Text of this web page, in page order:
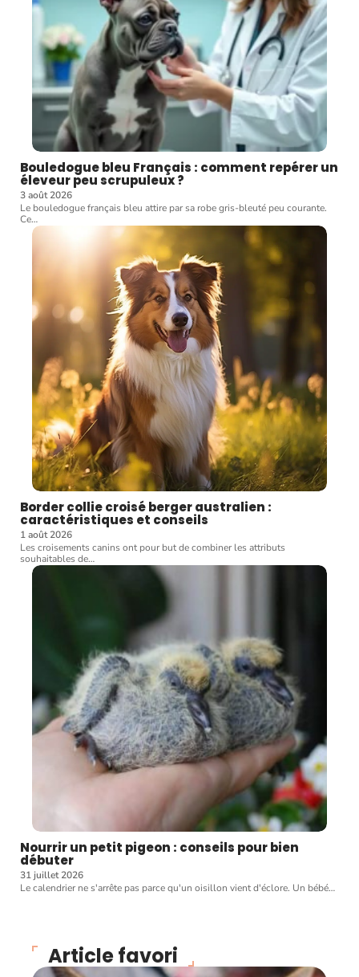
Bouledogue bleu Français : comment repérer un
éleveur peu scrupuleux ?
3 août 2026
Le bouledogue français bleu attire par sa robe gris-bleuté peu courante.
Ce…
Border collie croisé berger australien :
caractéristiques et conseils
1 août 2026
Les croisements canins ont pour but de combiner les attributs
souhaitables de…
Nourrir un petit pigeon : conseils pour bien
débuter
31 juillet 2026
Le calendrier ne s'arrête pas parce qu'un oisillon vient d'éclore. Un bébé…
Article favori